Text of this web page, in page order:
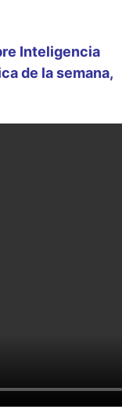
Inteligencia
de la semana,